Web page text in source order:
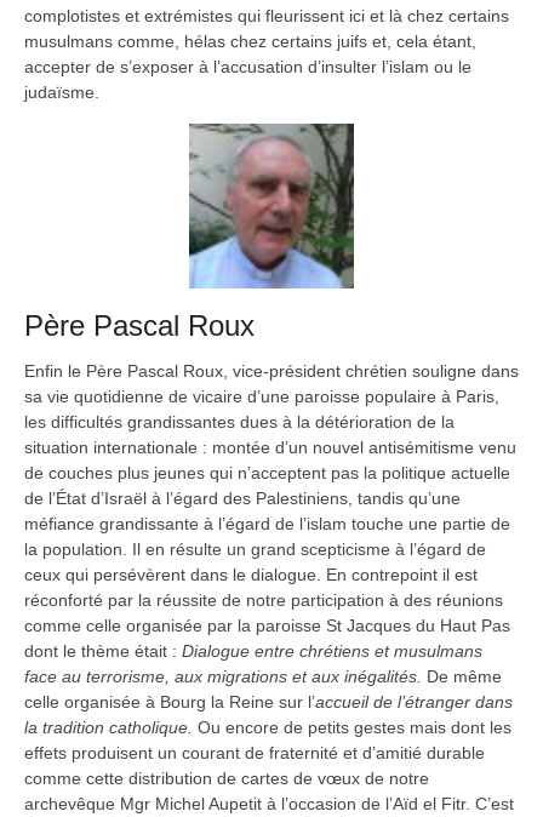
complotistes et extrémistes qui fleurissent ici et là chez certains
musulmans comme, hélas chez certains juifs et, cela étant,
accepter de s’exposer à l’accusation d’insulter l’islam ou le
judaïsme.
Père Pascal Roux
Enfin le Père Pascal Roux, vice-président chrétien souligne dans
sa vie quotidienne de vicaire d’une paroisse populaire à Paris,
les difficultés grandissantes dues à la détérioration de la
situation internationale : montée d’un nouvel antisémitisme venu
de couches plus jeunes qui n’acceptent pas la politique actuelle
de l’État d’Israël à l’égard des Palestiniens, tandis qu’une
méfiance grandissante à l’égard de l’islam touche une partie de
la population. Il en résulte un grand scepticisme à l’égard de
ceux qui persévèrent dans le dialogue. En contrepoint il est
réconforté par la réussite de notre participation à des réunions
comme celle organisée par la paroisse St Jacques du Haut Pas
dont le thème était : Dialogue entre chrétiens et musulmans
face au terrorisme, aux migrations et aux inégalités. De même
celle organisée à Bourg la Reine sur l’accueil de l’étranger dans
la tradition catholique. Ou encore de petits gestes mais dont les
effets produisent un courant de fraternité et d’amitié durable
comme cette distribution de cartes de vœux de notre
archevêque Mgr Michel Aupetit à l’occasion de l’Aïd el Fitr. C’est